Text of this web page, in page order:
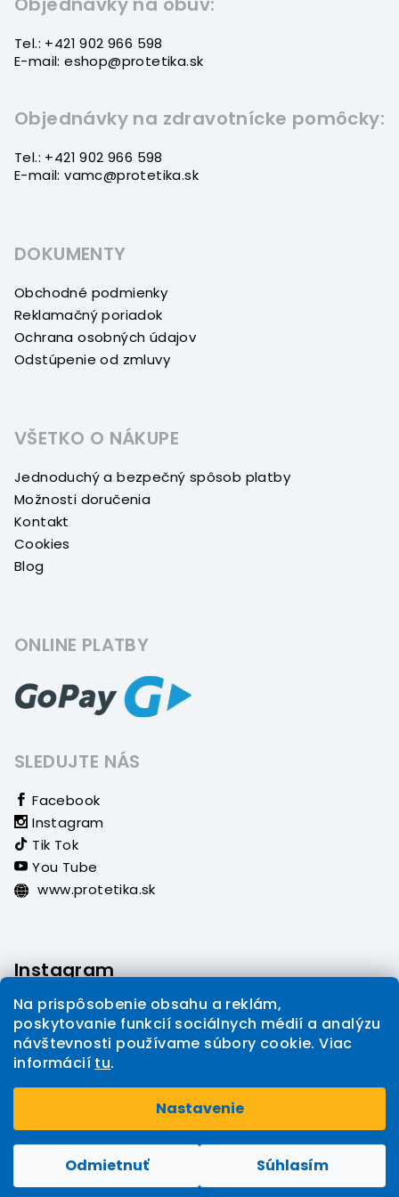
Na prispôsobenie obsahu a reklám,
poskytovanie funkcií sociálnych médií a analýzu
návštevnosti používame súbory cookie. Viac
informácií tu.
Nastavenie
Odmietnuť Súhlasím
Tel.: +421 902 966 598
E-mail: eshop@protetika.sk
Objednávky na zdravotnícke pomôcky:
Tel.: +421 902 966 598
E-mail: vamc@protetika.sk
DOKUMENTY
Obchodné podmienky
Reklamačný poriadok
Ochrana osobných údajov
Odstúpenie od zmluvy
VŠETKO O NÁKUPE
Jednoduchý a bezpečný spôsob platby
Možnosti doručenia
Kontakt
Cookies
Blog
ONLINE PLATBY
SLEDUJTE NÁS
Facebook
Instagram
Tik Tok
You Tube
www.protetika.sk
Instagram
Sledovať na Instagrame
Upraviť nastavenie cookies
Vytvoril Shoptet